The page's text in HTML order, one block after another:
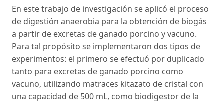
En este trabajo de investigación se aplicó el proceso
de digestión anaerobia para la obtención de biogás
a partir de excretas de ganado porcino y vacuno.
Para tal propósito se implementaron dos tipos de
experimentos: el primero se efectuó por duplicado
tanto para excretas de ganado porcino como
vacuno, utilizando matraces kitazato de cristal con
una capacidad de 500 mL, como biodigestor de la